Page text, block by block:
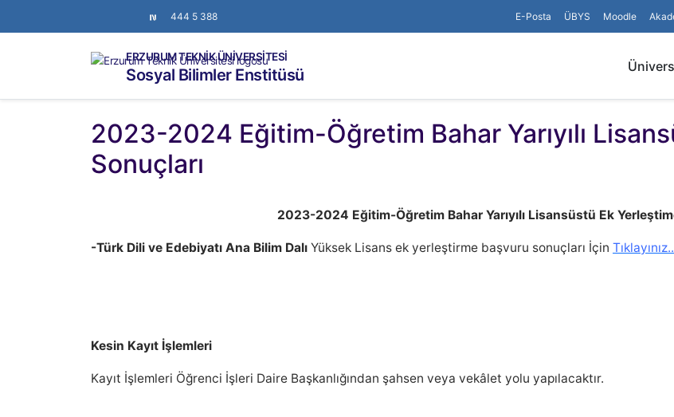
444 5 388 E-Posta ÜBYS Moodle
ERZURUM TEKNİK ÜNİVERSİTESİ
Sosyal Bilimler Enstitüsü
2023-2024 Eğitim-Öğretim Bahar Yarıyılı
Sonuçları
2023-2024 Eğitim-Öğretim Bahar Yarıyılı Lisansüstü Ek
-Türk Dili ve Edebiyatı Ana Bilim Dalı Yüksek Lisans ek yerleştirme başvuru sonuçları İçin
Kesin Kayıt İşlemleri
Kayıt İşlemleri Öğrenci İşleri Daire Başkanlığından şahsen veya vekâlet yolu yapılacaktır.